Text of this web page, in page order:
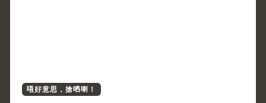
唔好意思，搶哂喇！